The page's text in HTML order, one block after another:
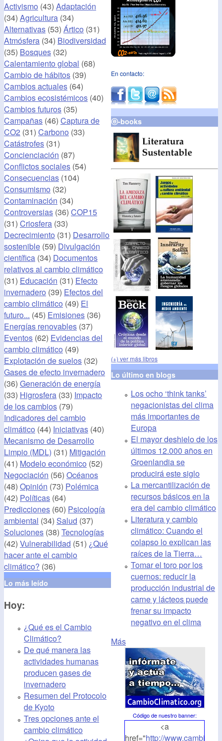
Activismo (43) Adaptación
(34) Agricultura (34)
Alternativas (53) Ártico (31)
Atmósfera (34) Biodiversidad
(35) Bosques (32)
Calentamiento global (68)
Cambio de hábitos (39)
Cambios actuales (64)
Cambios ecosistémicos (40)
Cambios futuros (35)
Campañas (46) Captura de
CO2 (31) Carbono (33)
Catástrofes (31)
Concienciación (87)
Conflictos sociales (54)
Consecuencias (104)
Consumismo (32)
Contaminación (34)
Controversias (36) COP15
(31) Criosfera (33)
Decrecimiento (31) Desarrollo
sostenible (59) Divulgación
científica (34) Documentos
relativos al cambio climático
(31) Educación (31) Efecto
invernadero (39) Efectos del
cambio climático (49) El
futuro... (45) Emisiones (36)
Energías renovables (37)
Eventos (62) Evidencias del
cambio climático (49)
Explotación de suelos (32)
Gases de efecto invernadero
(36) Generación de energía
(33) Higrosfera (33) Impacto
de los cambios (79)
Indicadores del cambio
climático (44) Iniciativas (40)
Mecanismo de Desarrollo
Limpio (MDL) (31) Mitigación
(41) Modelo económico (52)
Negociación (56) Océanos
(48) Opinión (73) Polémica
(42) Políticas (64)
Predicciones (60) Psicología
ambiental (34) Salud (37)
Soluciones (38) Tecnologías
(42) Vulnerabilidad (51) ¿Qué
hacer ante el cambio
climático? (36)
Lo más leído
Hoy:
¿Qué es el Cambio
Climático?
De qué manera las
actividades humanas
producen gases de
invernadero
Resumen del Protocolo
de Kyoto
Tres opciones ante el
cambio climático
En contacto:
ⓔ-books
(+) ver más libros
Lo último en blogs
Los ocho ‘think tanks’
negacionistas del clima
más importantes de
Europa
El mayor deshielo de los
últimos 12.000 años en
Groenlandia se
producirá este siglo
La mercantilización de
recursos básicos en la
era del cambio climático
Literatura y cambio
climático: Cuando el
colapso lo explican las
raíces de la Tierra…
Tomar el toro por los
cuernos: reducir la
producción industrial de
carne y lácteos puede
frenar su impacto
negativo en el clima
Más
Código de nuestro banner:
<a
href="http://